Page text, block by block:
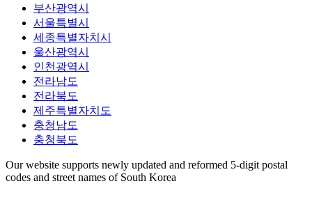
부산광역시
서울특별시
세종특별자치시
울산광역시
인천광역시
전라남도
전라북도
제주특별자치도
충청남도
충청북도
Our website supports newly updated and reformed 5-digit postal
codes and street names of South Korea